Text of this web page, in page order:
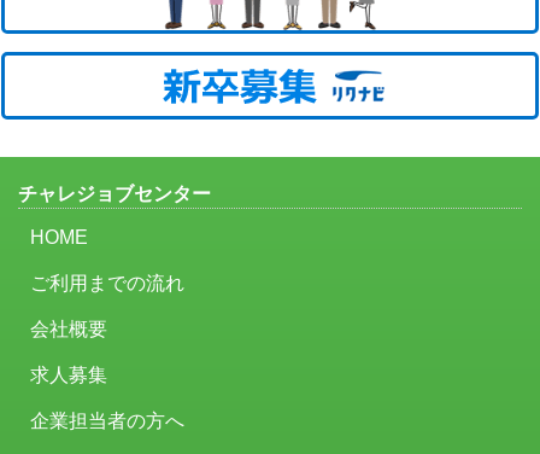
チャレジョブセンター
HOME
ご利用までの流れ
会社概要
求人募集
企業担当者の方へ